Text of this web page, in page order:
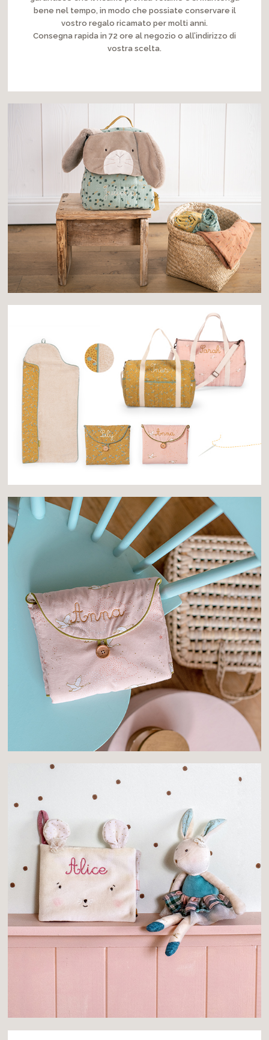
bene nel tempo, in modo che possiate conservare il
vostro regalo ricamato per molti anni.
Consegna rapida in 72 ore al negozio o all’indirizzo di
vostra scelta.